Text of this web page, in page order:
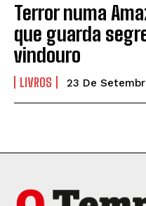
Terror numa
que guarda
vindouro
LIVROS 23 De